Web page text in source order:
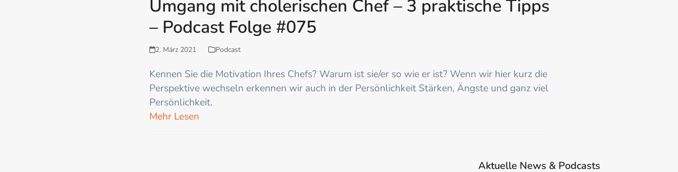
Umgang mit cholerischen Chef – 3 praktische Tipps
– Podcast Folge #075
2. März 2021 Podcast
Kennen Sie die Motivation Ihres Chefs? Warum ist sie/er so wie er ist? Wenn wir hier kurz die
Perspektive wechseln erkennen wir auch in der Persönlichkeit Stärken, Ängste und ganz viel
Persönlichkeit.
Mehr Lesen
Aktuelle News & Podcasts